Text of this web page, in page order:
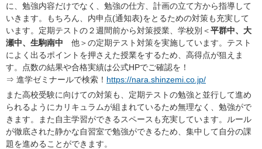
に、勉強内容だけでなく、勉強の仕方、計画の立て方から指導して
いきます。もちろん、内申点(通知表)をとるための対策も充実して
います。定期テストの２週間前から対策授業、学校別＜平群中、大
瀬中、生駒南中 他＞の定期テスト対策を実施しています。テスト
によく出るポイントを押さえた授業をするため、高得点が狙えま
す。点数の結果や合格実績は公式HPでご確認を！
⇒ 進学ゼミナールで検索！ https://nara.shinzemi.co.jp/
また高校受験に向けての対策も、定期テストの勉強と並行して進め
られるようにカリキュラムが組まれているため無理なく、勉強がで
きます。また自主学習ができるスペースも充実しています。ルール
が徹底された静かな自習室で勉強ができるため、集中して自分の課
題を進めることができます。